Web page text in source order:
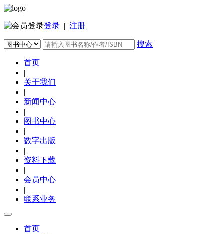
登录 | 注册
搜索
首页
|
关于我们
|
新闻中心
|
图书中心
|
数字出版
|
资料下载
|
会员中心
|
联系业务
首页